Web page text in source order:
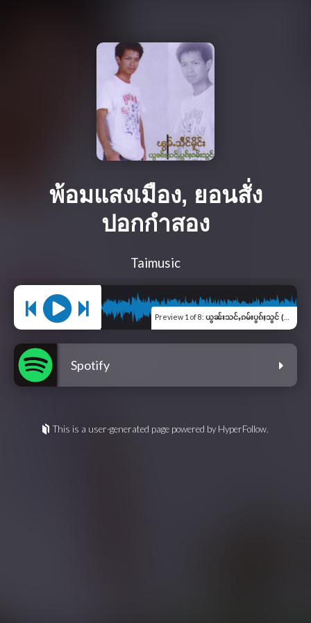
พ้อมแสงเมือง, ยอนสั่ง
ปอกกำสอง
Taimusic
Preview 1 of 8: ယွၼ်းသင်ႇၵမ်းပွၵ်ႈသွင် (ၽွမ်ႉသႅင်မိူင်း)
Spotify
This is a user-generated page powered by HyperFollow.